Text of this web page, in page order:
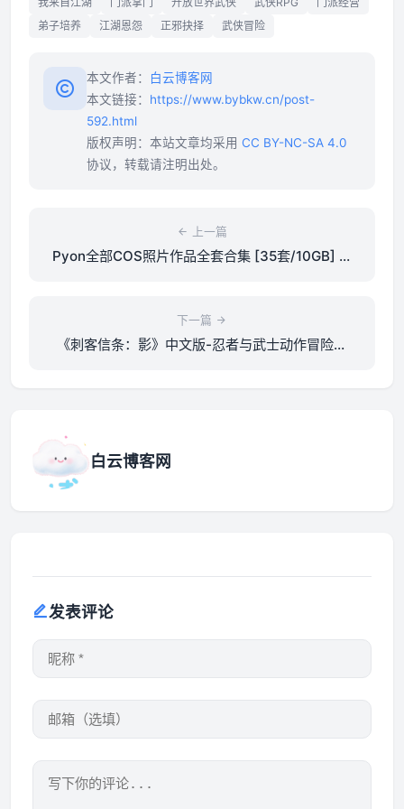
弟子培养
江湖恩怨 正邪抉择 武侠冒险
本文作者：
白云博客网
本文链接： https://www.bybkw.cn/post-
592.html
版权声明：本站文章均采用 CC BY-NC-SA 4.0
协议，转载请注明出处。
上一篇
Pyon全部COS照片作品全套合集 [35套/10GB] 完
下一篇
《刺客信条：影》中文版-忍者与武士动作冒险游
白云博客网
发表评论